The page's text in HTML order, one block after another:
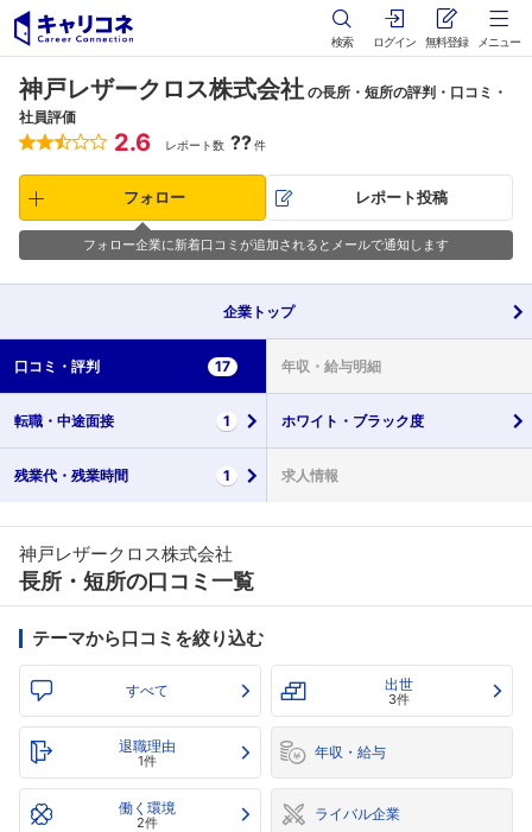
検索 ログイン 無料登録 メニュー
神戸レザークロス株式会社 の長所・短所の評判・口コミ・
社員評価
2.6 レポート数 ??件
フォロー レポート投稿
フォロー企業に新着口コミが追加されるとメールで通知します
企業 トップ
口コミ・ 評判 17 年収・ 給与明細
転職・ 中途面接 1 ホワイト・ ブラック度
残業代・ 残業時間 1 求人情報
神戸レザークロス株式会社
長所・短所の口コミ一覧
テーマから口コミを絞り込む
すべて 出世
3件
退職理由
1件 年収・給与
働く環境
2件 ライバル企業